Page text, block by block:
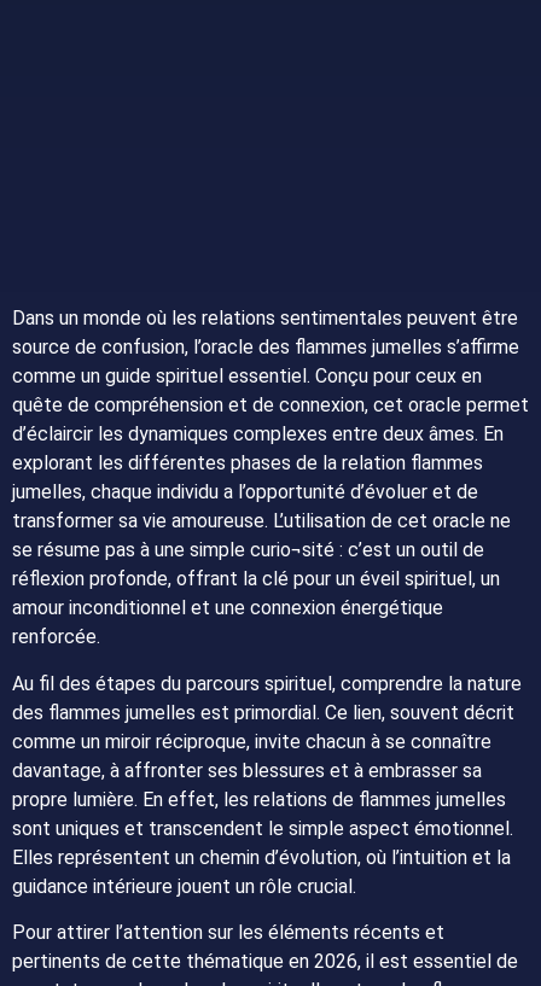
Dans un monde où les relations sentimentales peuvent être
source de confusion, l’oracle des flammes jumelles s’affirme
comme un guide spirituel essentiel. Conçu pour ceux en
quête de compréhension et de connexion, cet oracle permet
d’éclaircir les dynamiques complexes entre deux âmes. En
explorant les différentes phases de la relation flammes
jumelles, chaque individu a l’opportunité d’évoluer et de
transformer sa vie amoureuse. L’utilisation de cet oracle ne
se résume pas à une simple curio¬sité : c’est un outil de
réflexion profonde, offrant la clé pour un éveil spirituel, un
amour inconditionnel et une connexion énergétique
renforcée.
Au fil des étapes du parcours spirituel, comprendre la nature
des flammes jumelles est primordial. Ce lien, souvent décrit
comme un miroir réciproque, invite chacun à se connaître
davantage, à affronter ses blessures et à embrasser sa
propre lumière. En effet, les relations de flammes jumelles
sont uniques et transcendent le simple aspect émotionnel.
Elles représentent un chemin d’évolution, où l’intuition et la
guidance intérieure jouent un rôle crucial.
Pour attirer l’attention sur les éléments récents et
pertinents de cette thématique en 2026, il est essentiel de